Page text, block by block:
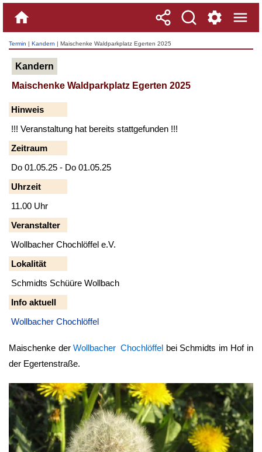
Termin | Kandern | Maischenke Waldparkplatz Egerten 2025
Kandern
Maischenke Waldparkplatz Egerten 2025
Hinweis
!!! Veranstaltung hat bereits stattgefunden !!!
Zeitraum
Do 01.05.25 - Do 01.05.25
Uhrzeit
11.00 Uhr
Veranstalter
Wollbacher Chochlöffel e.V.
Lokalität
Schmidts Schüüre Wollbach
Info aktuell
Wollbacher Chochlöffel
Maischenke derWollbacher Chochlöffel bei Schmidts im Hof in
der Egertenstraße.